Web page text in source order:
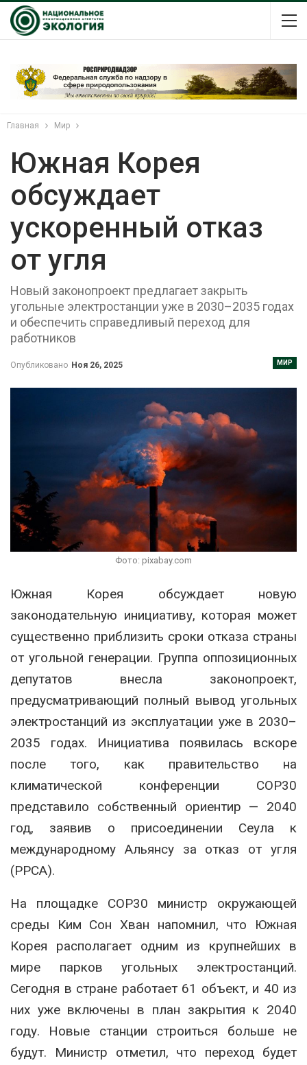
Главная Мир
Южная Корея
обсуждает
ускоренный отказ
от угля
Новый законопроект предлагает закрыть
угольные электростанции уже в 2030–2035 годах
и обеспечить справедливый переход для
работников
МИР
Опубликовано Ноя 26, 2025
Фото: pixabay.com
Южная Корея обсуждает новую
законодательную инициативу, которая может
существенно приблизить сроки отказа страны
от угольной генерации. Группа оппозиционных
депутатов внесла законопроект,
предусматривающий полный вывод угольных
электростанций из эксплуатации уже в 2030–
2035 годах. Инициатива появилась вскоре
после того, как правительство на
климатической конференции COP30
представило собственный ориентир — 2040
год, заявив о присоединении Сеула к
международному Альянсу за отказ от угля
(PPCA).
На площадке COP30 министр окружающей
среды Ким Сон Хван напомнил, что Южная
Корея располагает одним из крупнейших в
мире парков угольных электростанций.
Сегодня в стране работает 61 объект, и 40 из
них уже включены в план закрытия к 2040
году. Новые станции строиться больше не
будут. Министр отметил, что переход будет